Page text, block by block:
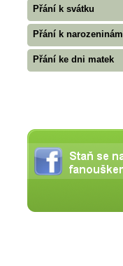
Přání k svátku
Přání k narozeninám
Přání ke dni matek